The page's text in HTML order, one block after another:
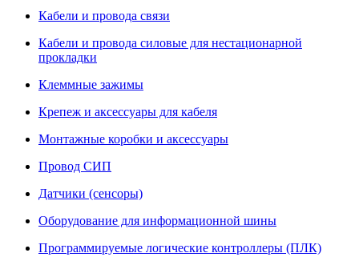
Кабели и провода связи
Кабели и провода силовые для нестационарной
прокладки
Клеммные зажимы
Крепеж и аксессуары для кабеля
Монтажные коробки и аксессуары
Провод СИП
Датчики (сенсоры)
Оборудование для информационной шины
Программируемые логические контроллеры (ПЛК)